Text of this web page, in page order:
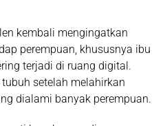
kembali mengingatkan
perempuan, khususnya ibu
terjadi di ruang digital.
setelah melahirkan
dialami banyak perempuan.